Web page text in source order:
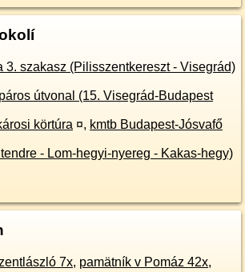
3. szakasz (Pilisszentkereszt - Visegrád)
útvonal (15. Visegrád-Budapest
körtúra ¤, kmtb Budapest-Jósvafő
- Lom-hegyi-nyereg - Kakas-hegy)
7x, pamätník v Pomáz 42x,